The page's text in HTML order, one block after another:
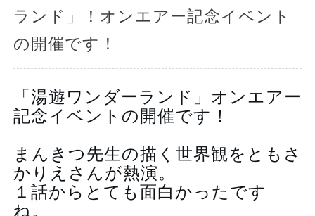
ランド」！オンエアー記念イベント
の開催です！
「湯遊ワンダーランド」オンエアー
記念イベントの開催です！
まんきつ先生の描く世界観をともさ
かりえさんが熱演。
１話からとても面白かったです
ね。